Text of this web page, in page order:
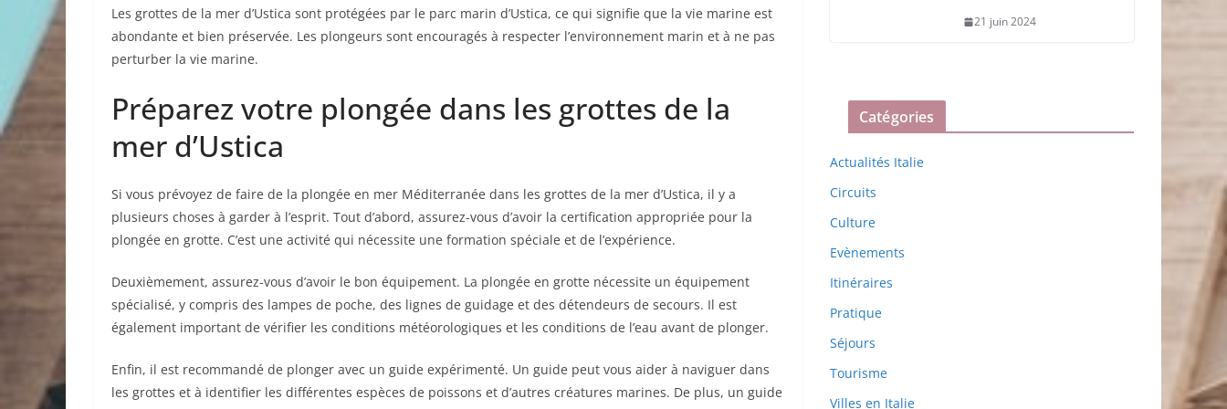
Les grottes de la mer d’Ustica sont protégées par le parc marin d’Ustica, ce qui signifie que la vie marine est
abondante et bien préservée. Les plongeurs sont encouragés à respecter l’environnement marin et à ne pas
perturber la vie marine.
Préparez votre plongée dans les grottes de la
mer d’Ustica
Si vous prévoyez de faire de la plongée en mer Méditerranée dans les grottes de la mer d’Ustica, il y a
plusieurs choses à garder à l’esprit. Tout d’abord, assurez-vous d’avoir la certification appropriée pour la
plongée en grotte. C’est une activité qui nécessite une formation spéciale et de l’expérience.
Deuxièmement, assurez-vous d’avoir le bon équipement. La plongée en grotte nécessite un équipement
spécialisé, y compris des lampes de poche, des lignes de guidage et des détendeurs de secours. Il est
également important de vérifier les conditions météorologiques et les conditions de l’eau avant de plonger.
Enfin, il est recommandé de plonger avec un guide expérimenté. Un guide peut vous aider à naviguer dans
les grottes et à identifier les différentes espèces de poissons et d’autres créatures marines. De plus, un guide
21 juin 2024
Catégories
Actualités Italie
Circuits
Culture
Evènements
Itinéraires
Pratique
Séjours
Tourisme
Villes en Italie